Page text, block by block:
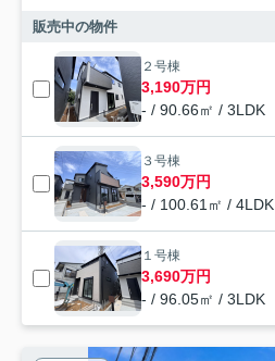
販売中の物件
２号棟
3,190万円
- / 90.66㎡ / 3LDK
３号棟
3,590万円
- / 100.61㎡ / 4LDK
１号棟
3,690万円
- / 96.05㎡ / 3LDK